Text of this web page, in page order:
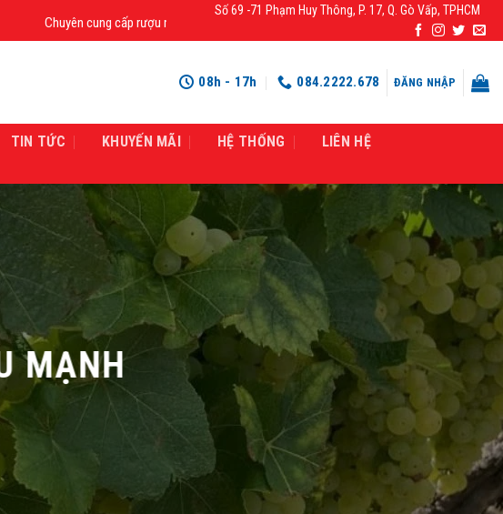
Chuyên cung cấp rượu mạnh chính hãng, rượu vang nhập khẩu cao cấp chính hãng giá rẻ số 1
Số 69 -71 Phạm Huy Thông, P. 17, Q. Gò Vấp, TPHCM
08h - 17h 084.2222.678 ĐĂNG NHẬP
TIN TỨC KHUYẾN MÃI HỆ THỐNG
LIÊN HỆ
MẠNH